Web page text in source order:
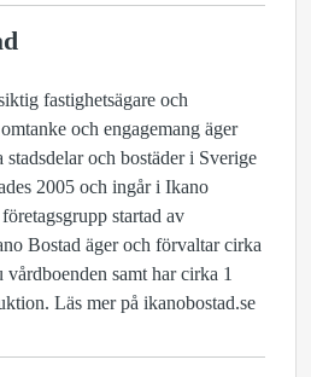
fastighetsägare och
och engagemang äger
och bostäder i Sverige
2005 och ingår i Ikano
startad av
Bostad äger och förvaltar cirka
samt har cirka 1
Läs mer på ikanobostad.se